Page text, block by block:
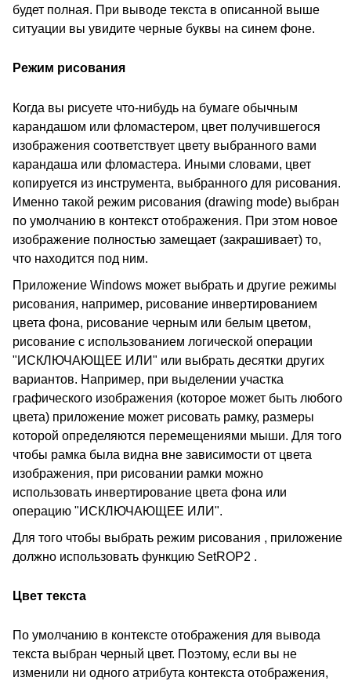
будет полная. При выводе текста в описанной выше
ситуации вы увидите черные буквы на синем фоне.
Режим рисования
Когда вы рисуете что-нибудь на бумаге обычным
карандашом или фломастером, цвет получившегося
изображения соответствует цвету выбранного вами
карандаша или фломастера. Иными словами, цвет
копируется из инструмента, выбранного для рисования.
Именно такой режим рисования (drawing mode) выбран
по умолчанию в контекст отображения. При этом новое
изображение полностью замещает (закрашивает) то,
что находится под ним.
Приложение Windows может выбрать и другие режимы
рисования, например, рисование инвертированием
цвета фона, рисование черным или белым цветом,
рисование с использованием логической операции
"ИСКЛЮЧАЮЩЕЕ ИЛИ" или выбрать десятки других
вариантов. Например, при выделении участка
графического изображения (которое может быть любого
цвета) приложение может рисовать рамку, размеры
которой определяются перемещениями мыши. Для того
чтобы рамка была видна вне зависимости от цвета
изображения, при рисовании рамки можно
использовать инвертирование цвета фона или
операцию "ИСКЛЮЧАЮЩЕЕ ИЛИ".
Для того чтобы выбрать режим рисования , приложение
должно использовать функцию SetROP2 .
Цвет текста
По умолчанию в контексте отображения для вывода
текста выбран черный цвет. Поэтому, если вы не
изменили ни одного атрибута контекста отображения,